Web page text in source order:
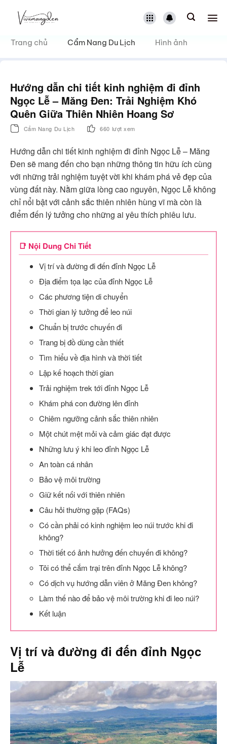
dungTrang chủ Cẩm Nang Du Lịch Hình ảnh
Hướng dẫn chi tiết kinh nghiệm đi đỉnh
Ngọc Lễ – Măng Đen: Trải Nghiệm Khó
Quên Giữa Thiên Nhiên Hoang Sơ
Cẩm Nang Du Lịch 660 lượt xem
Hướng dẫn chi tiết kinh nghiệm đi đỉnh Ngọc Lễ – Măng
Đen sẽ mang đến cho bạn những thông tin hữu ích cùng
với những trải nghiệm tuyệt vời khi khám phá vẻ đẹp của
vùng đất này. Nằm giữa lòng cao nguyên, Ngọc Lễ không
chỉ nổi bật với cảnh sắc thiên nhiên hùng vĩ mà còn là
điểm đến lý tưởng cho những ai yêu thích phiêu lưu.
📑 Nội Dung Chi Tiết
Vị trí và đường đi đến đỉnh Ngọc Lễ
Địa điểm tọa lạc của đỉnh Ngọc Lễ
Các phương tiện di chuyển
Thời gian lý tưởng để leo núi
Chuẩn bị trước chuyến đi
Trang bị đồ dùng cần thiết
Tìm hiểu về địa hình và thời tiết
Lập kế hoạch thời gian
Trải nghiệm trek tới đỉnh Ngọc Lễ
Khám phá con đường lên đỉnh
Chiêm ngưỡng cảnh sắc thiên nhiên
Một chút mệt mỏi và cảm giác đạt được
Những lưu ý khi leo đỉnh Ngọc Lễ
An toàn cá nhân
Bảo vệ môi trường
Giữ kết nối với thiên nhiên
Câu hỏi thường gặp (FAQs)
Có cần phải có kinh nghiệm leo núi trước khi đi
không?
Thời tiết có ảnh hưởng đến chuyến đi không?
Tôi có thể cắm trại trên đỉnh Ngọc Lễ không?
Có dịch vụ hướng dẫn viên ở Măng Đen không?
Làm thế nào để bảo vệ môi trường khi đi leo núi?
Kết luận
Vị trí và đường đi đến đỉnh Ngọc
Lễ